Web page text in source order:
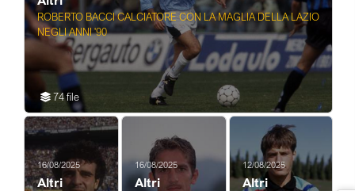
ROBERTO BACCI CALCIATORE CON LA MAGLIA DELLA LAZIO
NEGLI ANNI '90
74 file
16/08/2025
Altri
16/08/2025
Altri
12/08/2025
Altri